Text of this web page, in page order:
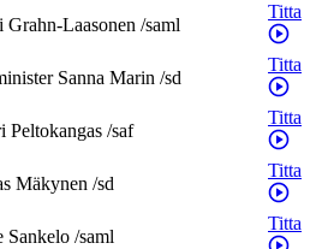
Grahn-Laasonen /saml
Titta
Sanna Marin /sd
Titta
Peltokangas /saf
Titta
Mäkynen /sd
Titta
Sankelo /saml
Titta